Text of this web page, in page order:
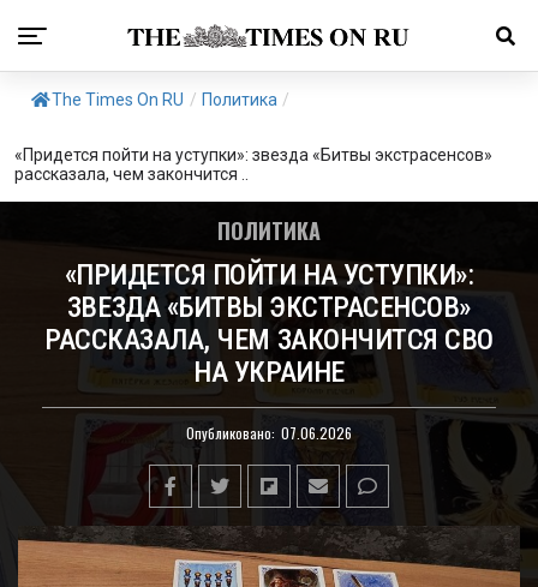
The Times On RU / Политика /
«Придется пойти на уступки»: звезда «Битвы экстрасенсов»
рассказала, чем закончится ..
ПОЛИТИКА
«ПРИДЕТСЯ ПОЙТИ НА УСТУПКИ»:
ЗВЕЗДА «БИТВЫ ЭКСТРАСЕНСОВ»
РАССКАЗАЛА, ЧЕМ ЗАКОНЧИТСЯ СВО
НА УКРАИНЕ
Опубликовано: 07.06.2026